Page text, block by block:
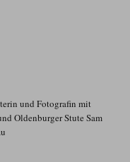
und Fotografin mit
Oldenburger Stute Sam